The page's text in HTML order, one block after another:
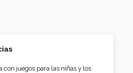
con juegos para las niñas y los